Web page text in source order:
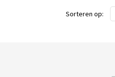
Sorteren op: